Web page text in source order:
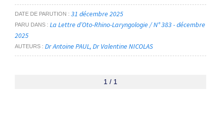
RECHERCHER
DATE DE PARUTION 31 décembre 2025
PARU DANS
La Lettre d’Oto-Rhino-Laryngologie / N° 383 - décembre
2025
AUTEURS Dr Antoine PAUL Dr Valentine NICOLAS
1 / 1